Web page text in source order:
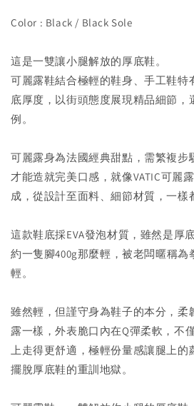
Color : Black / Black Sole
這是一雙讓小腿解放的厚底鞋。
可麗露鞋結合極輕的鞋身、手工鞋特
底厚度，以街頭態度展現精品細節，
例。
可麗露身為法國經典甜點，需繁複步
才能造就完美口感，就像VATIC可麗
成，從設計至面料、細節材質，一樣
這款鞋底採EVA發泡材質，雖然是厚
約一隻腳400g那麼輕，被老闆暱稱為
輕。
雖然輕，但謹守身為鞋子的本分，柔
露一樣，外表脆口內在Q彈柔軟，不
上走得更舒適，極輕份量感讓腿上的
擺脫厚底鞋的重訓地獄。